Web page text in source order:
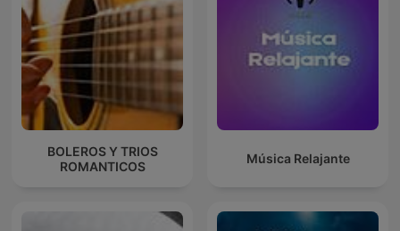
BOLEROS Y TRIOS
ROMANTICOS
Música Relajante